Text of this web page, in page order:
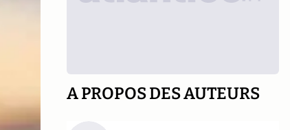
A PROPOS DES AUTEURS